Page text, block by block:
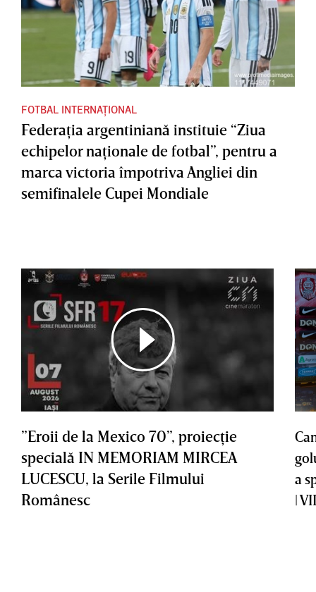
FOTBAL INTERNAȚIONAL
Federaţia argentiniană instituie “Ziua
echipelor naţionale de fotbal”, pentru a
marca victoria împotriva Angliei din
semifinalele Cupei Mondiale
”Eroii de la Mexico 70”, proiecţie
specială IN MEMORIAM MIRCEA
LUCESCU, la Serile Filmului
Românesc
a
|